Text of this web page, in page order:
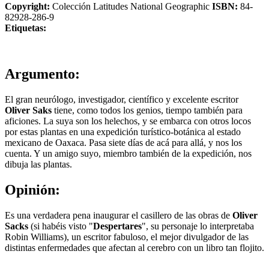
Copyright: Colección Latitudes National Geographic ISBN: 84-
82928-286-9
Etiquetas:
Argumento:
El gran neurólogo, investigador, científico y excelente escritor
Oliver Saks tiene, como todos los genios, tiempo también para
aficiones. La suya son los helechos, y se embarca con otros locos
por estas plantas en una expedición turístico-botánica al estado
mexicano de Oaxaca. Pasa siete días de acá para allá, y nos los
cuenta. Y un amigo suyo, miembro también de la expedición, nos
dibuja las plantas.
Opinión:
Es una verdadera pena inaugurar el casillero de las obras de Oliver
Sacks (si habéis visto "Despertares", su personaje lo interpretaba
Robin Williams), un escritor fabuloso, el mejor divulgador de las
distintas enfermedades que afectan al cerebro con un libro tan flojito.